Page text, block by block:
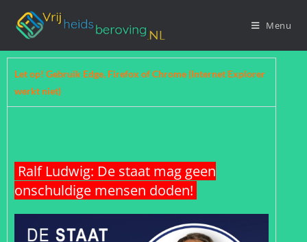
Menu
Let op! Gebruik Edge, Firefox of Chrome (Internet Explorer
werkt niet)
Ralf Ludwig: De staat mag geen
onschuldige mensen doden!